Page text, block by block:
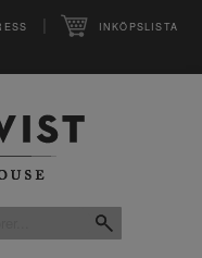
| INKÖPSLISTA